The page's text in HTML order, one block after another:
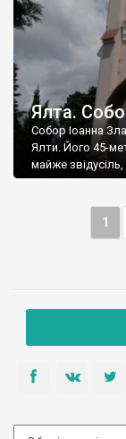
Ялта.
Собор Іоанна
Ялти. Його 45-
майже
1